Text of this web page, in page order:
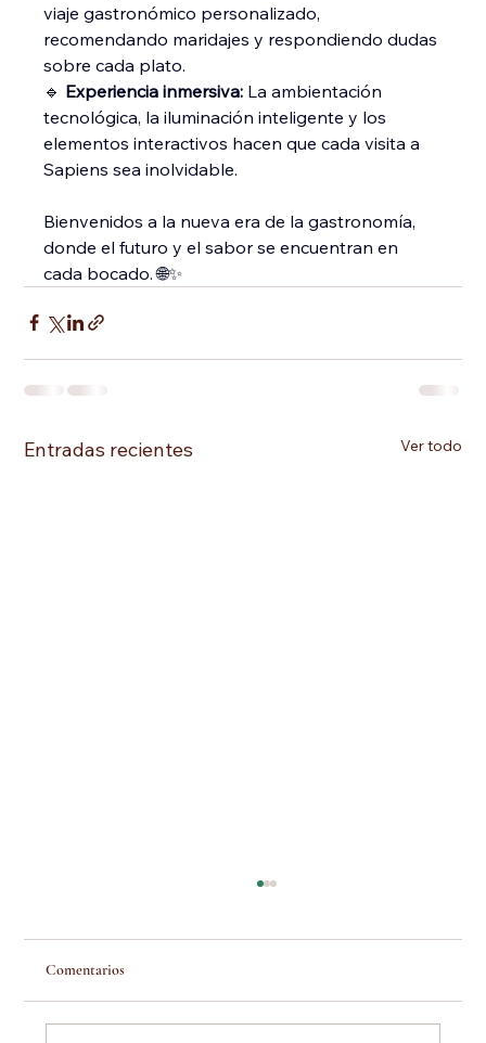
viaje gastronómico personalizado,
recomendando maridajes y respondiendo dudas
sobre cada plato.
🔹 Experiencia inmersiva: La ambientación
tecnológica, la iluminación inteligente y los
elementos interactivos hacen que cada visita a
Sapiens sea inolvidable.
Bienvenidos a la nueva era de la gastronomía,
donde el futuro y el sabor se encuentran en
cada bocado. 🌐✨
Entradas recientes Ver todo
Comentarios